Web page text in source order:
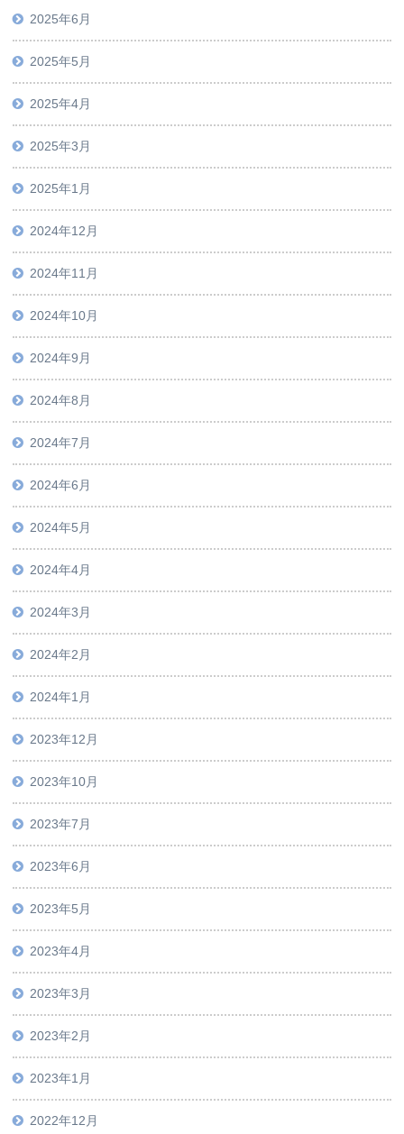
2025年6月
2025年5月
2025年4月
2025年3月
2025年1月
2024年12月
2024年11月
2024年10月
2024年9月
2024年8月
2024年7月
2024年6月
2024年5月
2024年4月
2024年3月
2024年2月
2024年1月
2023年12月
2023年10月
2023年7月
2023年6月
2023年5月
2023年4月
2023年3月
2023年2月
2023年1月
2022年12月